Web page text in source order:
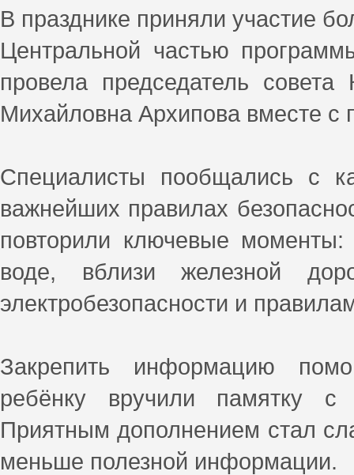
В празднике приняли участие
Центральной частью
провела председатель
Михайловна Архипова вместе с
Специалисты пообщались с
важнейших правилах
повторили ключевые
воде, вблизи железной
электробезопасности и
Закрепить информацию
ребёнку вручили памятку с
Приятным дополнением стал
меньше полезной информации.